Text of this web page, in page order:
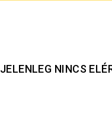
JELENLEG NINCS